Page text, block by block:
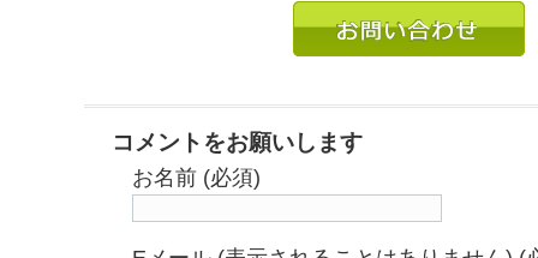
コメントをお願いします
お名前 (必須)